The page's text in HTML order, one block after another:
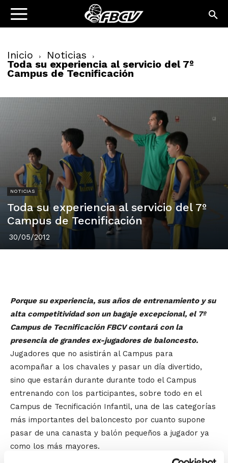
Inicio Noticias
Toda su experiencia al servicio del 7º
Campus de Tecnificación
NOTICIAS
Toda su experiencia al servicio del 7º
Campus de Tecnificación
30/05/2012
Porque su experiencia, sus años de entrenamiento y su
alta competitividad son un bagaje excepcional, el 7º
Campus de Tecnificación FBCV contará con la
presencia de grandes ex-jugadores de baloncesto.
Jugadores que no asistirán al Campus para
acompañar a los chavales y pasar un día divertido,
sino que estarán durante durante todo el Campus
entrenando con los participantes, sobre todo en el
Campus de Tecnificación Infantil, una de las categorías
más importantes del baloncesto por cuanto supone
pasar de una canasta y balón pequeños a jugador ya
como los más mayores.